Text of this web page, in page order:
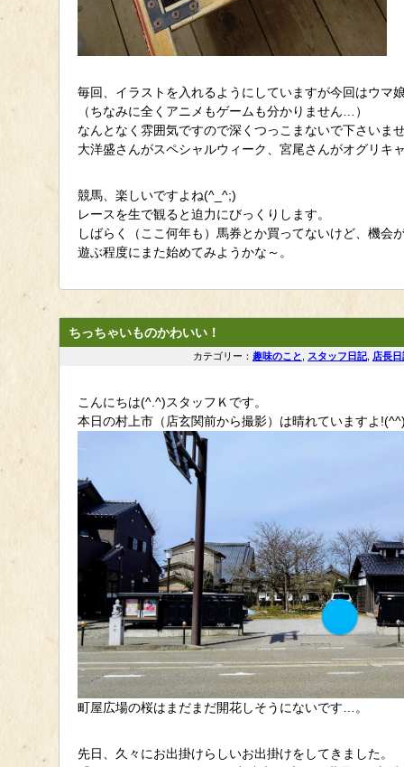
毎回、イラストを入れるようにしていますが今回はウマ
（ちなみに全くアニメもゲームも分かりません…）
なんとなく雰囲気ですので深くつっこまないで下さいま
大洋盛さんがスペシャルウィーク、宮尾さんがオグリキ
競馬、楽しいですよね(^_^;)
レースを生で観ると迫力にびっくりします。
しばらく（ここ何年も）馬券とか買ってないけど、機会
遊ぶ程度にまた始めてみようかな～。
ちっちゃいものかわいい！
カテゴリー： 趣味のこと スタッフ日記, 店長日
こんにちは(^.^)スタッフＫです。
本日の村上市（店玄関前から撮影）は晴れていますよ
町屋広場の桜はまだまだ開花しそうにないです…。
先日、久々にお出掛けらしいお出掛けをしてきました。